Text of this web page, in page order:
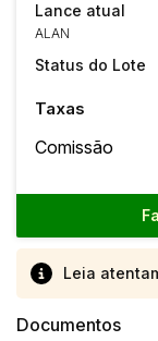
Lance atual
ALAN
Status do Lote
Taxas
Comissão
Leia
Documentos